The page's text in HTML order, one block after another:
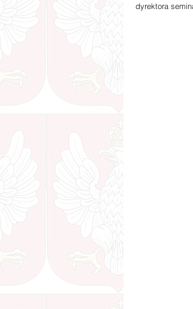
dyrektora